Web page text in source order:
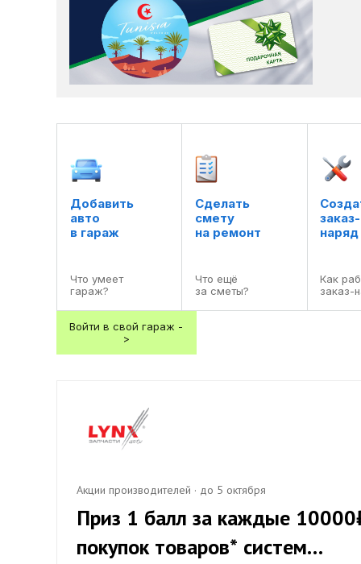
Добавить
авто
в гараж
Что умеет
гараж?
Сделать
смету
на ремонт
Что ещё
за сметы?
заказ-
наряд
Как
заказ-
Войти в свой гараж -
>
Акции производителей · до 5 октября
Приз 1 балл за каждые
покупок товаров* систем